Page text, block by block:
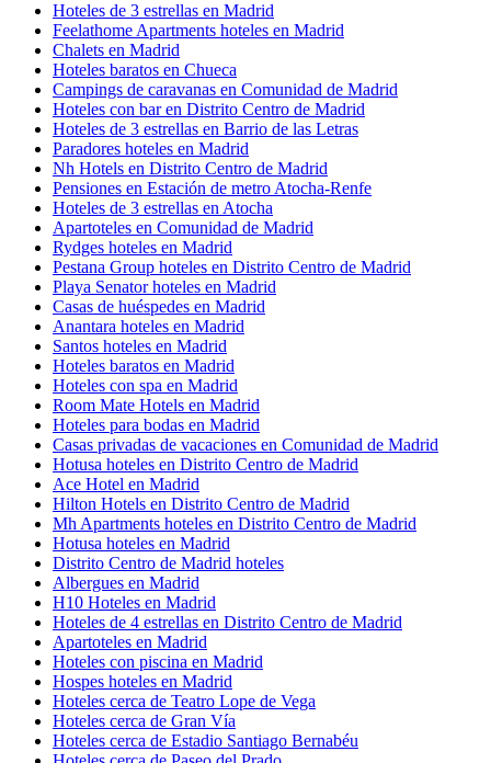
Hoteles de 3 estrellas en Madrid
Feelathome Apartments hoteles en Madrid
Chalets en Madrid
Hoteles baratos en Chueca
Campings de caravanas en Comunidad de Madrid
Hoteles con bar en Distrito Centro de Madrid
Hoteles de 3 estrellas en Barrio de las Letras
Paradores hoteles en Madrid
Nh Hotels en Distrito Centro de Madrid
Pensiones en Estación de metro Atocha-Renfe
Hoteles de 3 estrellas en Atocha
Apartoteles en Comunidad de Madrid
Rydges hoteles en Madrid
Pestana Group hoteles en Distrito Centro de Madrid
Playa Senator hoteles en Madrid
Casas de huéspedes en Madrid
Anantara hoteles en Madrid
Santos hoteles en Madrid
Hoteles baratos en Madrid
Hoteles con spa en Madrid
Room Mate Hotels en Madrid
Hoteles para bodas en Madrid
Casas privadas de vacaciones en Comunidad de Madrid
Hotusa hoteles en Distrito Centro de Madrid
Ace Hotel en Madrid
Hilton Hotels en Distrito Centro de Madrid
Mh Apartments hoteles en Distrito Centro de Madrid
Hotusa hoteles en Madrid
Distrito Centro de Madrid hoteles
Albergues en Madrid
H10 Hoteles en Madrid
Hoteles de 4 estrellas en Distrito Centro de Madrid
Apartoteles en Madrid
Hoteles con piscina en Madrid
Hospes hoteles en Madrid
Hoteles cerca de Teatro Lope de Vega
Hoteles cerca de Gran Vía
Hoteles cerca de Estadio Santiago Bernabéu